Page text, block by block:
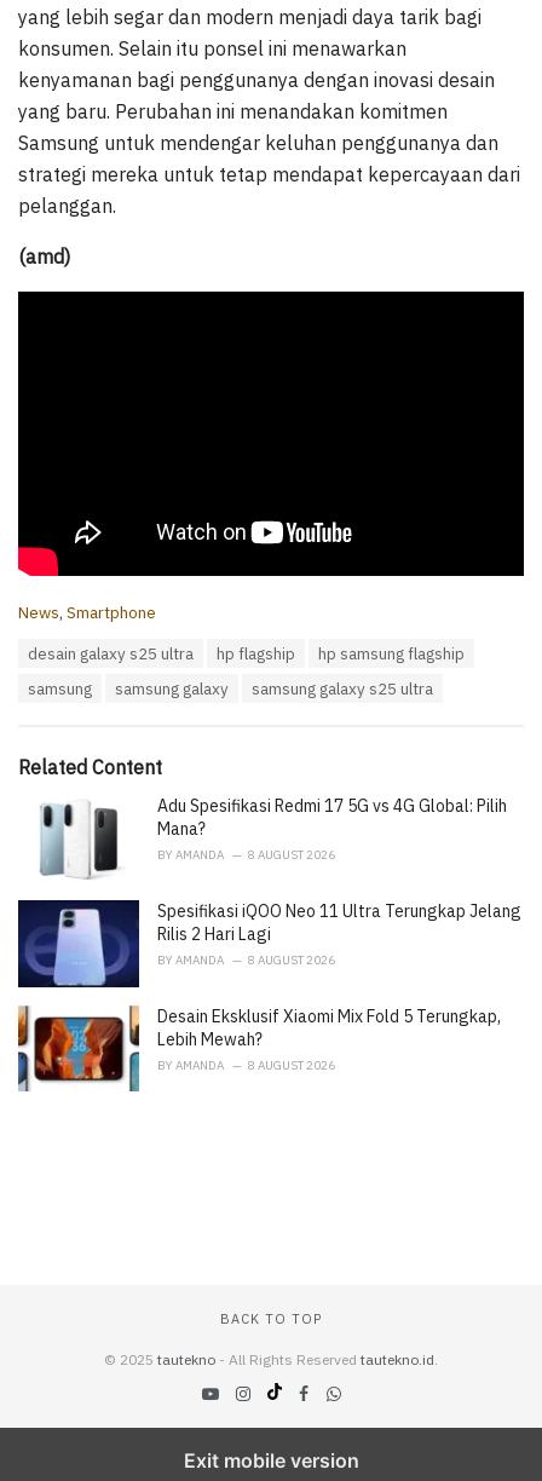
yang lebih segar dan modern menjadi daya tarik bagi
konsumen. Selain itu ponsel ini menawarkan
kenyamanan bagi penggunanya dengan inovasi desain
yang baru. Perubahan ini menandakan komitmen
Samsung untuk mendengar keluhan penggunanya dan
strategi mereka untuk tetap mendapat kepercayaan dari
pelanggan.
(amd)
C
i
News, Smartphone
desain galaxy s25 ultra hp flagship
hp samsung flagship
samsung
samsung galaxy samsung galaxy s25 ultra
Related Content
Adu Spesifikasi Redmi 17 5G vs 4G Global: Pilih
Mana?
BY AMANDA 8 AUGUST 2026
Spesifikasi iQOO Neo 11 Ultra Terungkap Jelang
Rilis 2 Hari Lagi
BY AMANDA 8 AUGUST 2026
Desain Eksklusif Xiaomi Mix Fold 5 Terungkap,
Lebih Mewah?
BY AMANDA 8 AUGUST 2026
BACK TO TOP
© 2025 tautekno - All Rights Reserved tautekno.id.
Exit mobile version